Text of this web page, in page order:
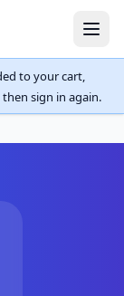
to your cart,
sign in again.